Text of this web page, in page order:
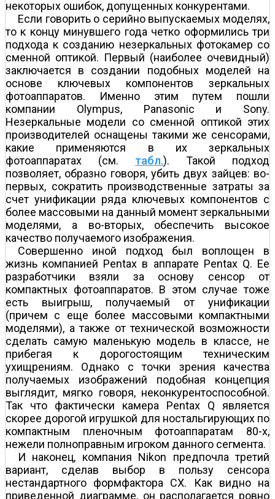
некоторых ошибок, допущенных конкурентами.
Если говорить о серийно выпускаемых моделях,
то к концу минувшего года четко оформились три
подхода к созданию незеркальных фотокамер со
сменной оптикой. Первый (наиболее очевидный)
заключается в создании подобных моделей на
основе ключевых компонентов зеркальных
фотоаппаратов. Именно этим путем пошли
компании Olympus, Panasonic и Sony.
Незеркальные модели со сменной оптикой этих
производителей оснащены такими же сенсорами,
какие применяются в их зеркальных
фотоаппаратах (см. табл.). Такой подход
позволяет, образно говоря, убить двух зайцев: во-
первых, сократить производственные затраты за
счет унификации ряда ключевых компонентов с
более массовыми на данный момент зеркальными
моделями, а во-вторых, обеспечить высокое
качество получаемого изображения.
Совершенно иной подход был воплощен в
жизнь компанией Pentax в аппарате Pentax Q. Ее
разработчики взяли за основу сенсор от
компактных фотоаппаратов. В этом случае тоже
есть выигрыш, получаемый от унификации
(причем с еще более массовыми компактными
моделями), а также от технической возможности
сделать самую маленькую модель в классе, не
прибегая к дорогостоящим техническим
ухищрениям. Однако с точки зрения качества
получаемых изображений подобная концепция
выглядит, мягко говоря, неконкурентоспособной.
Так что фактически камера Pentax Q является
скорее дорогой игрушкой для ностальгирующих по
компактным пленочным фотоаппаратам 80-х,
нежели полноправным игроком данного сегмента.
И наконец, компания Nikon предпочла третий
вариант, сделав выбор в пользу сенсора
нестандартного формфактора CX. Как видно на
приведенной диаграмме, он располагается ровно